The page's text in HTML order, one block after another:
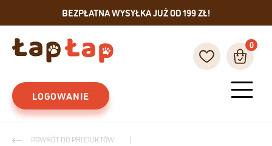
BEZPŁATNA WYSYŁKA JUŻ OD 199 ZŁ!
Main Navigation
0
LOGOWANIE
POWRÓT DO PRODUKTÓW |